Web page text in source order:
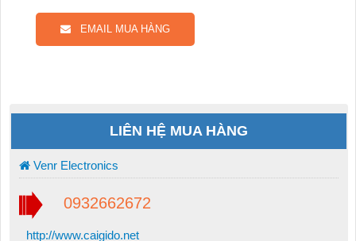
EMAIL MUA HÀNG
LIÊN HỆ MUA HÀNG
Venr Electronics
0932662672
http://www.caigido.net